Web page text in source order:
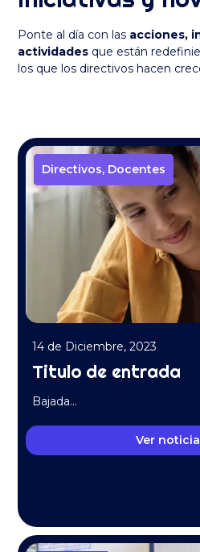
Ponte al día con las acciones,
actividades que están
los que los directivos hacen
Directivos, Docentes
Directivos, Docentes
14 de Diciembre, 2023
Titulo de entrada
Bajada…
Ver noticia